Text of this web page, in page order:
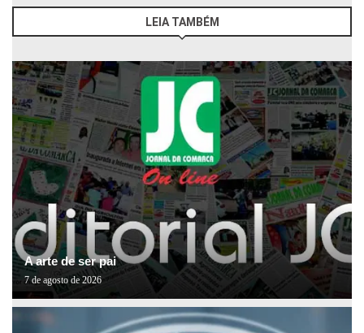
LEIA TAMBÉM
A arte de ser pai
7 de agosto de 2026